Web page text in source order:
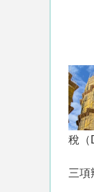
稅（
三項